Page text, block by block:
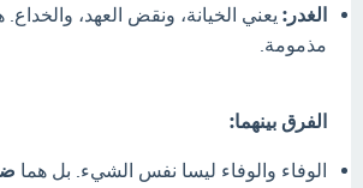
الغدر: يعني الخيانة، ونقض العهد،
مذمومة.
الفرق بينهما:
الوفاء والوفاء ليسا نفس الشيء. بل هما